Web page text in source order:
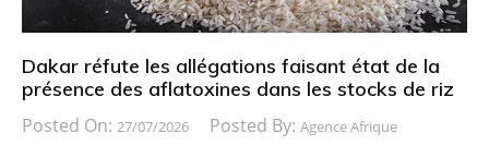
Dakar réfute les allégations faisant état de la
présence des aflatoxines dans les stocks de riz
Posted On: 27/07/2026 Posted By: Agence Afrique